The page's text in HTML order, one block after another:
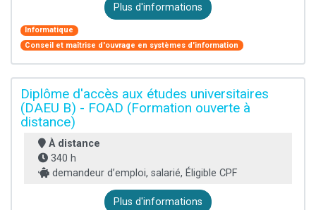
Plus d'informations
Informatique
Conseil et maîtrise d'ouvrage en systèmes d'information
Diplôme d'accès aux études universitaires
(DAEU B) - FOAD (Formation ouverte à
distance)
À distance
340 h
demandeur d’emploi, salarié, Éligible CPF
Plus d'informations